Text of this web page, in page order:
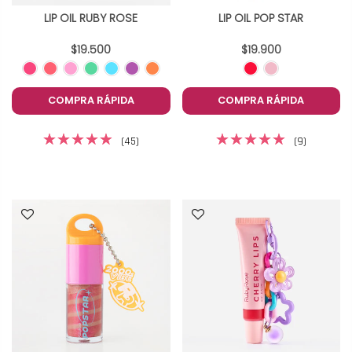
LIP OIL RUBY ROSE
$19.500
COMPRA RÁPIDA
(45)
LIP OIL POP STAR
$19.900
COMPRA RÁPIDA
(9)